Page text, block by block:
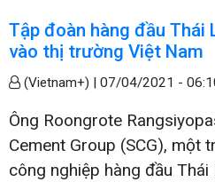
Tập đoàn hàng đầu Thái
vào thị trường Việt Nam
(Vietnam+) | 07/04/2021 -
Ông Roongrote
Cement Group (SCG), một
công nghiệp hàng đầu